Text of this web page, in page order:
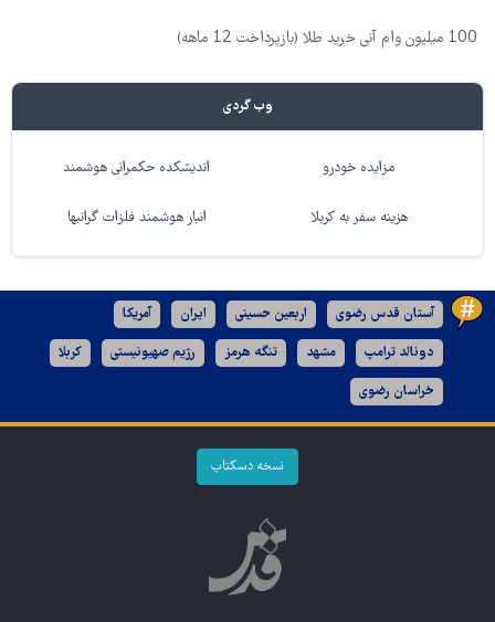
100 میلیون وام آنی خرید طلا (بازپرداخت 12 ماهه)
وب گردی
مزایده خودرو اندیشکده حکمرانی هوشمند
هزینه سفر به کربلا انبار هوشمند فلزات گرانبها
آستان قدس رضوی اربعین حسینی ایران آمریکا
دونالد ترامپ مشهد تنگه هرمز رژیم صهیونیستی کربلا
خراسان رضوی
نسخه دسکتاپ